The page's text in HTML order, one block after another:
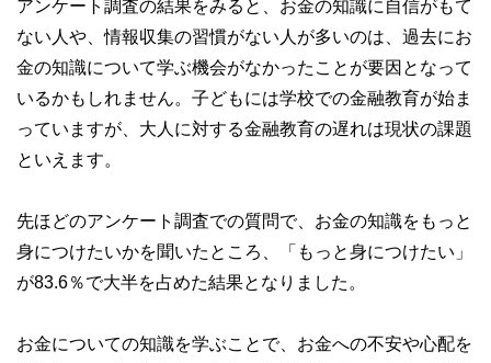
アンケート調査の結果をみると、お金の知識に自信がもて
ない人や、情報収集の習慣がない人が多いのは、過去にお
金の知識について学ぶ機会がなかったことが要因となって
いるかもしれません。子どもには学校での金融教育が始ま
っていますが、大人に対する金融教育の遅れは現状の課題
といえます。
先ほどのアンケート調査での質問で、お金の知識をもっと
身につけたいかを聞いたところ、「もっと身につけたい」
が83.6％で大半を占めた結果となりました。
お金についての知識を学ぶことで、お金への不安や心配を